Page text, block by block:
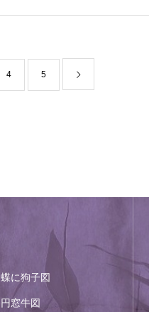
4 5
蝶に狗子図
円窓牛図